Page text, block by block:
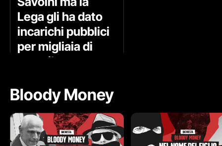
Lega gli ha dato
incarichi pubblici
per migliaia di
euro: il
esclusivo
Bloody Money